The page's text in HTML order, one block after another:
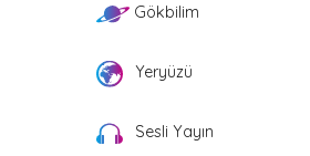
Gökbilim
Yeryüzü
Sesli Yayın